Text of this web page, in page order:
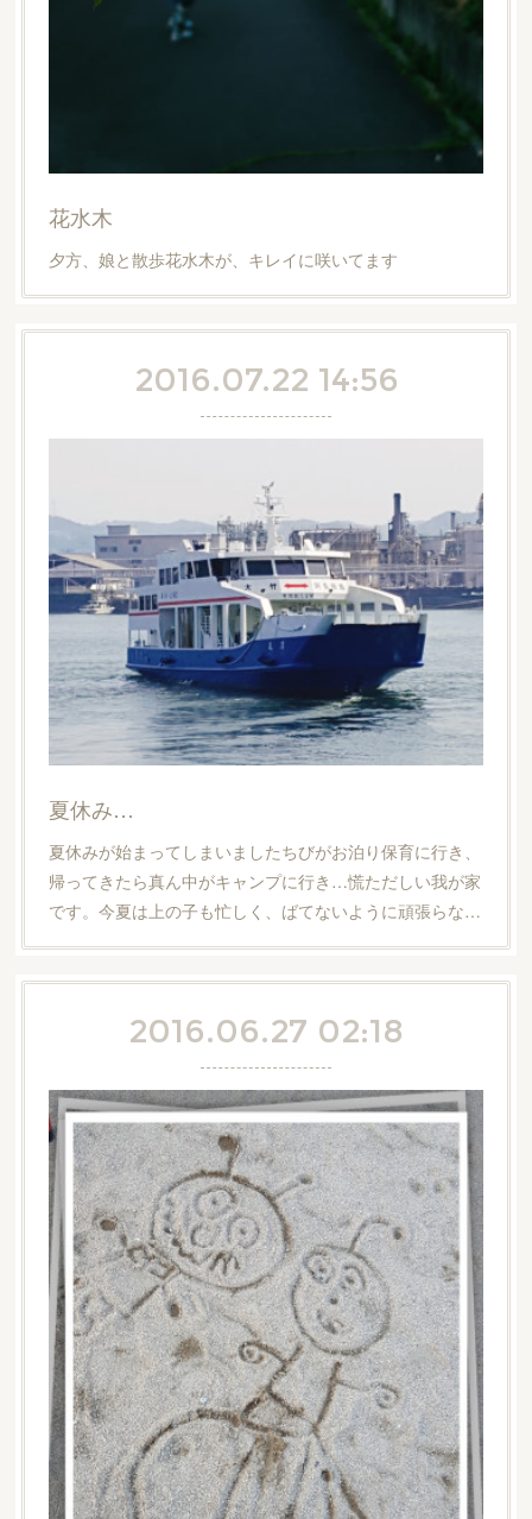
花水木
夕方、娘と散歩花水木が、キレイに咲いてます
2016.07.22 14:56
夏休み…
夏休みが始まってしまいましたちびがお泊り保育に行き、
帰ってきたら真ん中がキャンプに行き…慌ただしい我が家
です。今夏は上の子も忙しく、ばてないように頑張らな…
2016.06.27 02:18